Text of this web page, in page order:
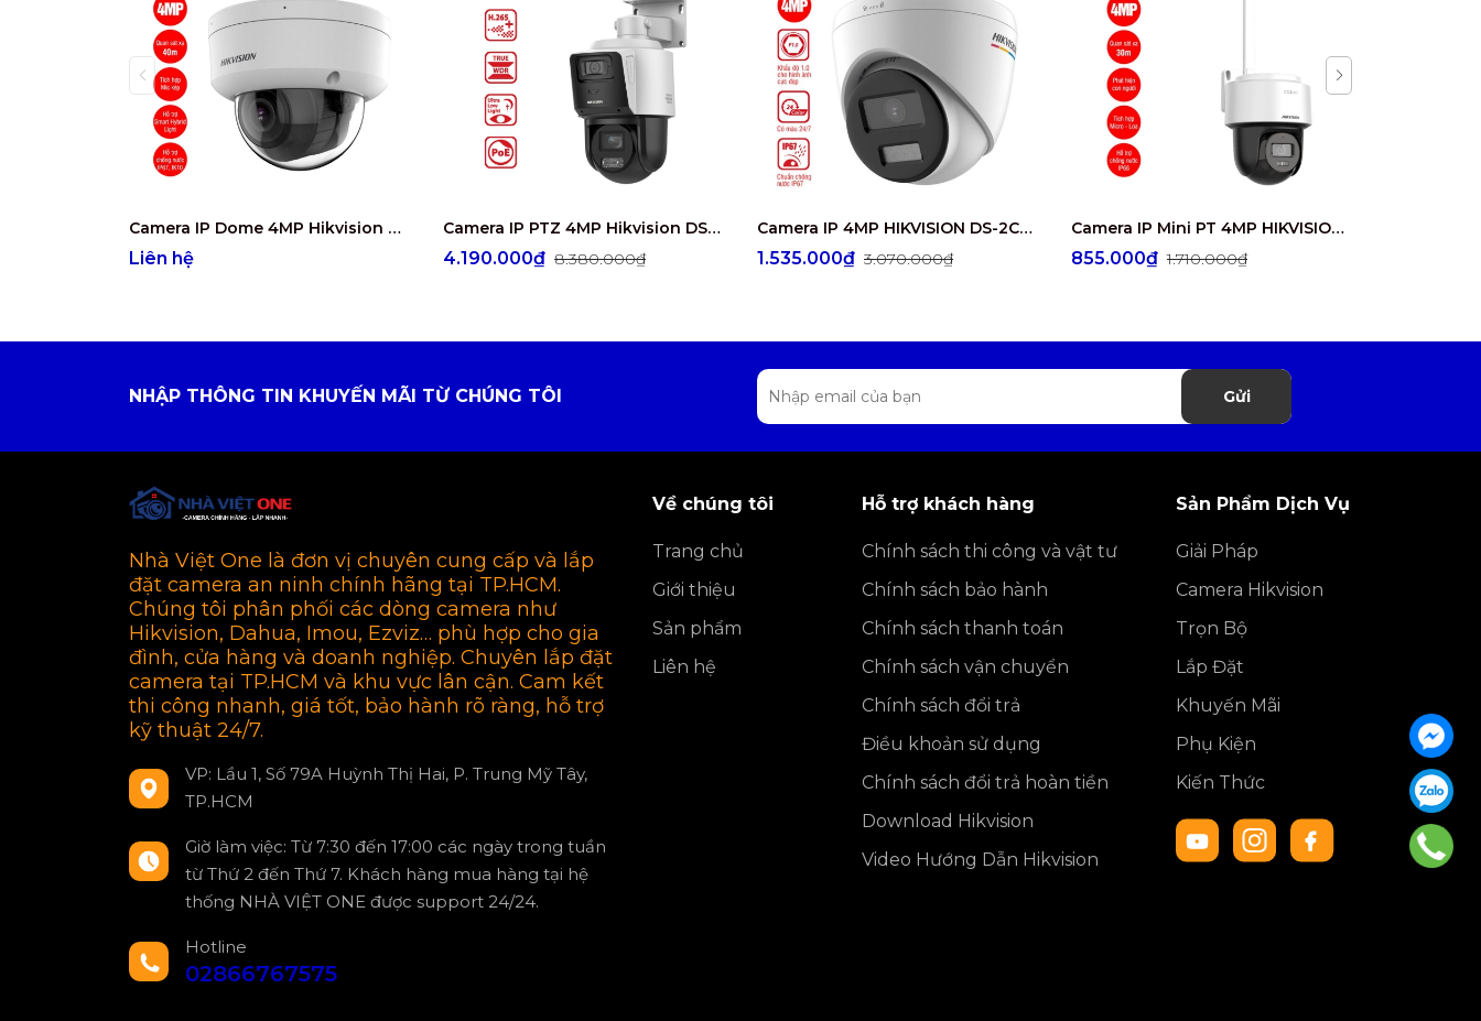
Camera IP Dome 4MP Hikvision DS-2CD2743G2-LIZS2U
Liên hệ
Camera IP PTZ 4MP Hikvision DS-2SE3C404MWG-E/14
4.190.000₫ 8.380.000₫
Camera IP 4MP HIKVISION DS-2CD1347G2-L
1.535.000₫ 3.070.000₫
Camera IP Mini PT 4MP HIKVISION DS-2DE2C400MWG/W
855.000₫1.710.000₫
NHẬP THÔNG TIN KHUYẾN MÃI TỪ CHÚNG TÔI Gửi
Nhà Việt One là đơn vị chuyên cung cấp và lắp
đặt camera an ninh chính hãng tại TP.HCM.
Chúng tôi phân phối các dòng camera như
Hikvision, Dahua, Imou, Ezviz… phù hợp cho gia
đình, cửa hàng và doanh nghiệp. Chuyên lắp đặt
camera tại TP.HCM và khu vực lân cận. Cam kết
thi công nhanh, giá tốt, bảo hành rõ ràng, hỗ trợ
kỹ thuật 24/7.
VP: Lầu 1, Số 79A Huỳnh Thị Hai, P. Trung Mỹ Tây,
TP.HCM
Giờ làm việc: Từ 7:30 đến 17:00 các ngày trong tuần
từ Thứ 2 đến Thứ 7. Khách hàng mua hàng tại hệ
thống NHÀ VIỆT ONE được support 24/24.
Hotline
02866767575
Về chúng tôi
Trang chủ
Giới thiệu
Sản phẩm
Liên hệ
Hỗ trợ khách hàng
Chính sách thi công và vật tư
Chính sách bảo hành
Chính sách thanh toán
Chính sách vận chuyển
Chính sách đổi trả
Điều khoản sử dụng
Chính sách đổi trả hoàn tiền
Download Hikvision
Video Hướng Dẫn Hikvision
Sản Phẩm Dịch Vụ
Giải Pháp
Camera Hikvision
Trọn Bộ
Lắp Đặt
Khuyến Mãi
Phụ Kiện
Kiến Thức